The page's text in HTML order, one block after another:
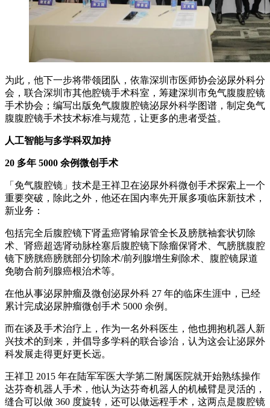
为此，他下一步将带领团队，依靠深圳市医师协会泌尿外科分
会，联合深圳市其他腔镜手术科室，筹建深圳市免气腹腹腔镜
手术协会；编写出版免气腹腹腔镜泌尿外科学图谱，制定免气
腹腹腔镜手术技术标准与规范，让更多的患者受益。
人工智能与多学科双加持
20 多年 5000 余例微创手术
「免气腹腔镜」技术是王祥卫在泌尿外科微创手术探索上一个
重要突破，除此之外，他还在国内率先开展多项临床新技术，
新业务：
包括完全后腹腔镜下肾盂癌肾输尿管全长及膀胱袖套状切除
术、肾癌超选肾动脉栓塞后腹腔镜下除瘤保肾术、气膀胱腹腔
镜下膀胱癌膀胱部分切除术/前列腺增生剜除术、腹腔镜尿道
免吻合前列腺癌根治术等。
在他从事泌尿肿瘤及微创泌尿外科 27 年的临床生涯中，已经
累计完成泌尿肿瘤微创手术 5000 余例。
而在谈及手术治疗上，作为一名外科医生，他也拥抱机器人新
兴技术的到来，并倡导多学科的联合诊治，认为这会让泌尿外
科发展走得更好更长远。
王祥卫 2015 年在陆军军医大学第二附属医院就开始熟练操作
达芬奇机器人手术，他认为达芬奇机器人的机械臂是灵活的，
缝合可以做 360 度旋转，还可以做远程手术，这两点是腹腔镜